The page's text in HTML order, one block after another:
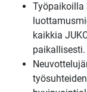
Työpaikoilla
kaikkia
paikallisesti.